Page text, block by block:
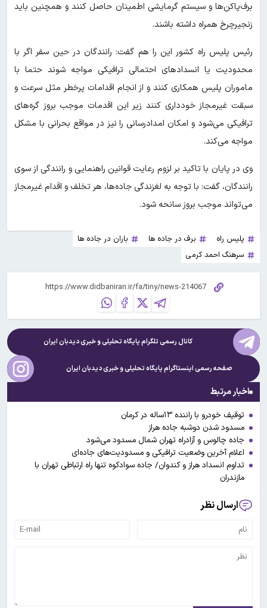
برف‌پاکن‌ها و سیستم گرمایشی اطمینان حاصل کنند و همچنین باید
زنجیرچرخ همراه داشته باشند.
رئیس پلیس راه کشور این را هم گفت: رانندگان در حین سفر اگر با
محدودیت یا انسدادهای احتمالی ترافیکی مواجه شوند حتما با
ماموران پلیس همکاری کنند و از انجام اقدامات پرخطر مثل سرعت و
سبقت غیرمجاز خودداری کنند زیر این اقدمات موجب بروز گره‌های
ترافیکی می‌شود و امکان امدادرسانی را نیز در مواقع بحرانی با مشکل
مواجه می‌کند.
وی در پایان با تاکید بر لزوم رعایت قوانین راهنمایی و رانندگی از سوی
رانندگان، گفت: با توجه به لغزندگی جاده‌ها، هر تخلف و اقدام غیرمجاز
می‌تواند موجب بروز سانحه شود.
پلیس راه برف در جاده ها
باران در جاده ها
سرهنگ احمد کرمی
کانال رسمی تلگرام پایگاه تحلیلی و خبریدیدبان ایران
صفحه رسمی اینستاگرام پایگاه تحلیلی و خبریدیدبان ایران
اخبار مرتبط
توقیف خودرو با راننده ۱۳ساله در کرمان
مسدود شدن دوشبه جاده هراز
جاده چالوس و آزادراه تهران شمال مسدود می‌شود
اعلام آخرین وضعیت ترافیکی و مسدودیت‌های جاده‌ای
تداوم انسداد هراز و کندوان/ جاده سوادکوه تنها راه ارتباطی تهران با
مازندران
ارسال نظر